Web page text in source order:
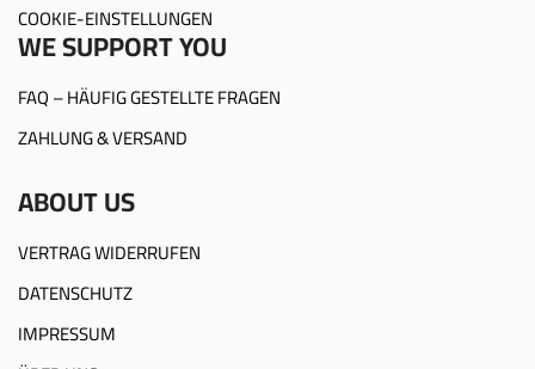
COOKIE-EINSTELLUNGEN
WE SUPPORT YOU
FAQ – HÄUFIG GESTELLTE FRAGEN
ZAHLUNG & VERSAND
ABOUT US
VERTRAG WIDERRUFEN
DATENSCHUTZ
IMPRESSUM